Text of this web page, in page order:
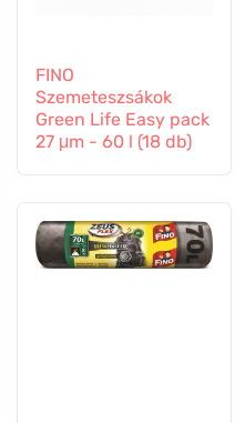
FINO
Szemeteszsákok
Green Life Easy pack
27 μm - 60 l (18 db)